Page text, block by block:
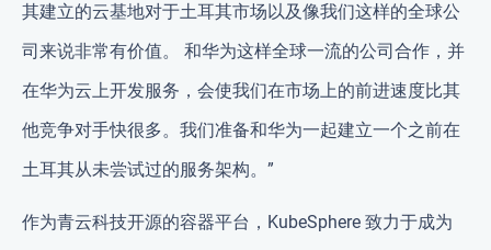
其建立的云基地对于土耳其市场以及像我们这样的全球公
司来说非常有价值。 和华为这样全球一流的公司合作，并
在华为云上开发服务，会使我们在市场上的前进速度比其
他竞争对手快很多。我们准备和华为一起建立一个之前在
土耳其从未尝试过的服务架构。”
作为青云科技开源的容器平台，KubeSphere 致力于成为